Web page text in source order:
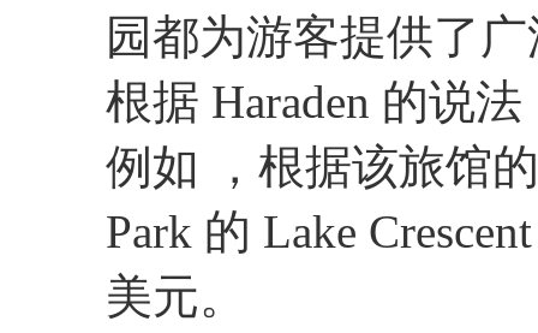
园都为游客提供了
根据 Haraden 的说
例如 ，根据该旅馆
Park 的 Lake
美元。